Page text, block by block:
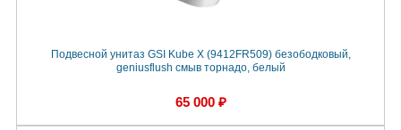
Подвесной унитаз GSI Kube X (9412FR509) безободковый,
geniusflush смыв торнадо, белый
65 000 ₽